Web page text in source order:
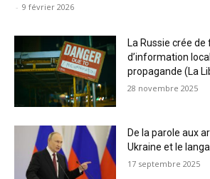
- 9 février 2026
La Russie crée
d’information
propagande (La
28 novembre 2025
De la parole aux
Ukraine et le
17 septembre 2025